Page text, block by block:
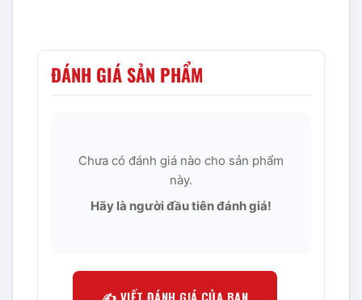
ĐÁNH GIÁ SẢN PHẨM
Chưa có đánh giá nào cho sản phẩm
này.
Hãy là người đầu tiên đánh giá!
✍️ VIẾT ĐÁNH GIÁ CỦA BẠN